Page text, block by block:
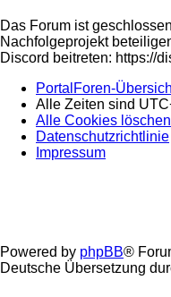
Das Forum ist
Nachfolgeprojekt
Discord beitreten: https://
Portal Foren-
Alle Zeiten sind
Alle Cookies löschen
Datenschutzrichtlinie
Impressum
Powered by phpBB®
Deutsche Übersetzung